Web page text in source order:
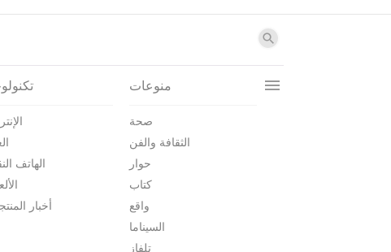
الهاتف
أخبار
منوعات
صحة
الثقافة والفن
حوار
كتاب
واقع
السيناما
تلفاز